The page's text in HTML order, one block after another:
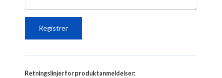
Retningslinjer for produktanmeldelser: